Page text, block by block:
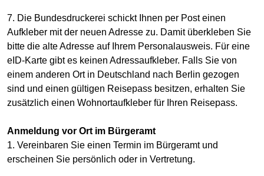
7. Die Bundesdruckerei schickt Ihnen per Post einen
Aufkleber mit der neuen Adresse zu. Damit überkleben Sie
bitte die alte Adresse auf Ihrem Personalausweis. Für eine
eID-Karte gibt es keinen Adressaufkleber. Falls Sie von
einem anderen Ort in Deutschland nach Berlin gezogen
sind und einen gültigen Reisepass besitzen, erhalten Sie
zusätzlich einen Wohnortaufkleber für Ihren Reisepass.
Anmeldung vor Ort im Bürgeramt
1. Vereinbaren Sie einen Termin im Bürgeramt und
erscheinen Sie persönlich oder in Vertretung.